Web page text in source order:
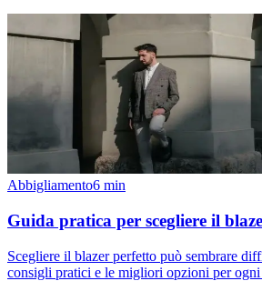
Abbigliamento6 min
Guida pratica per scegliere il
Scegliere il blazer perfetto può sembrare
consigli pratici e le migliori opzioni per ogni